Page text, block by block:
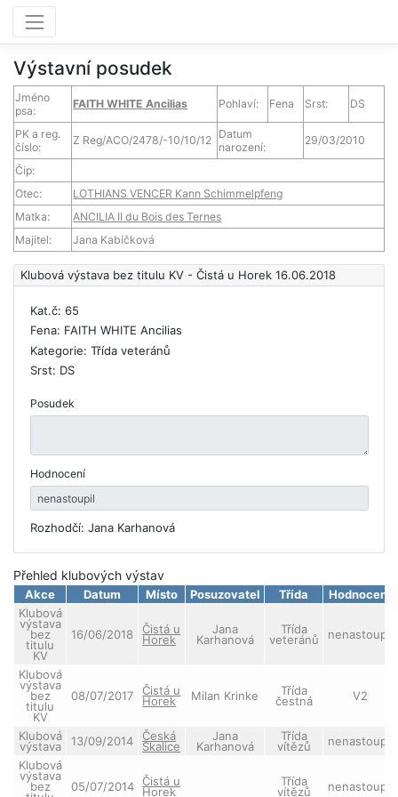
Výstavní posudek
Jméno
psa:
FAITH WHITE Ancilias Pohlaví: Fena Srst: DS
PK a reg.
číslo:
Z Reg/ACO/2478/-10/10/12 Datum
narození:
29/03/2010
Čip:
Otec:
LOTHIANS VENCER Kann Schimmelpfeng
Matka:
ANCILIA II du Bois des Ternes
Majitel:
Jana Kabíčková
Klubová výstava bez titulu KV - Čistá u Horek 16.06.2018
Kat.č: 65
Fena: FAITH WHITE Ancilias
Kategorie: Třída veteránů
Srst: DS
Posudek
Hodnocení
Rozhodčí: Jana Karhanová
Přehled klubových výstav
Akce Datum Místo Posuzovatel Třída
Hodnocení
Klubová
výstava
bez
titulu
KV
16/06/2018 Čistá u
Horek
Jana
Karhanová
Třída
veteránů nenastoupil
Klubová
výstava
bez
titulu
KV
08/07/2017 Čistá u
Horek Milan Krinke Třída
čestná V2
Klubová
výstava 13/09/2014 Česká
Skalice
Jana
Karhanová
Třída
vítězů
nenastoupil
Klubová
výstava
bez 05/07/2014 Čistá u
Horek
Třída
vítězů nenastoupil